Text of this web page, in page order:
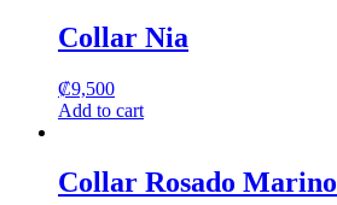
Collar Nia
₡9,500
Add to cart
Collar Rosado Marino